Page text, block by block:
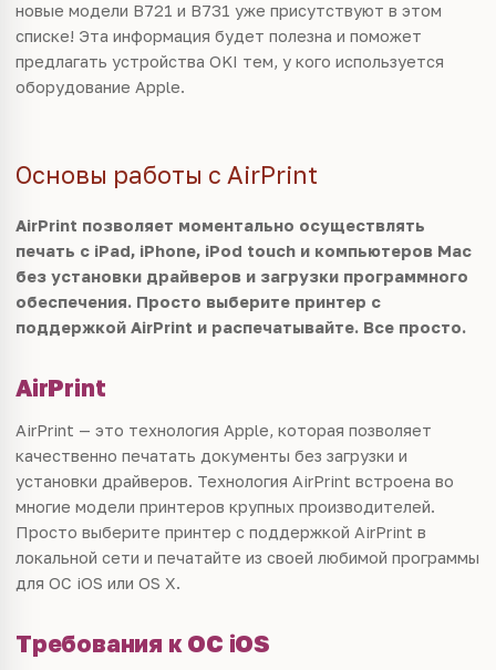
новые модели B721 и B731 уже присутствуют в этом
списке! Эта информация будет полезна и поможет
предлагать устройства OKI тем, у кого используется
оборудование Apple.
Основы работы с AirPrint
AirPrint позволяет моментально осуществлять
печать с iPad, iPhone, iPod touch и компьютеров Mac
без установки драйверов и загрузки программного
обеспечения. Просто выберите принтер с
поддержкой AirPrint и распечатывайте. Все просто.
AirPrint
AirPrint — это технология Apple, которая позволяет
качественно печатать документы без загрузки и
установки драйверов. Технология AirPrint встроена во
многие модели принтеров крупных производителей.
Просто выберите принтер с поддержкой AirPrint в
локальной сети и печатайте из своей любимой программы
для ОС iOS или OS X.
Требования к ОС iOS